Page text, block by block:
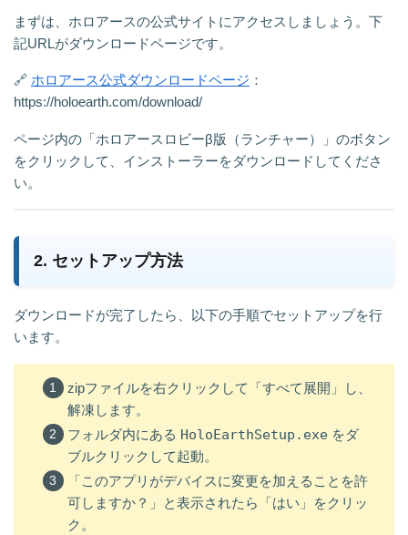
まずは、ホロアースの公式サイトにアクセスしましょう。下
記URLがダウンロードページです。
🔗 ホロアース公式ダウンロードページ ：
https://holoearth.com/download/
ページ内の「ホロアースロビーβ版（ランチャー）」のボタン
をクリックして、インストーラーをダウンロードしてくださ
い。
2. セットアップ方法
ダウンロードが完了したら、以下の手順でセットアップを行
います。
zipファイルを右クリックして「すべて展開」し、
解凍します。
フォルダ内にある HoloEarthSetup.exe をダ
ブルクリックして起動。
「このアプリがデバイスに変更を加えることを許
可しますか？」と表示されたら「はい」をクリッ
ク。